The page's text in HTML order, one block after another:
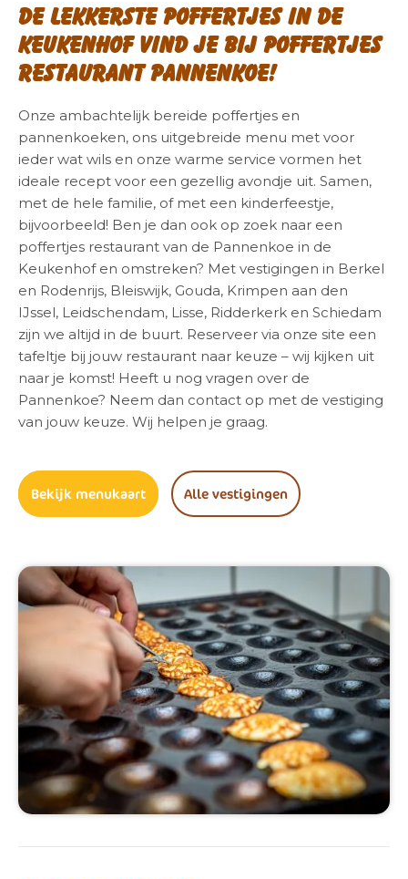
De lekkerste poffertjes in de
Keukenhof vind je bij poffertjes
restaurant Pannenkoe!
Onze ambachtelijk bereide poffertjes en
pannenkoeken, ons uitgebreide menu met voor
ieder wat wils en onze warme service vormen het
ideale recept voor een gezellig avondje uit. Samen,
met de hele familie, of met een kinderfeestje,
bijvoorbeeld! Ben je dan ook op zoek naar een
poffertjes restaurant van de Pannenkoe in de
Keukenhof en omstreken? Met vestigingen in Berkel
en Rodenrijs, Bleiswijk, Gouda, Krimpen aan den
IJssel, Leidschendam, Lisse, Ridderkerk en Schiedam
zijn we altijd in de buurt. Reserveer via onze site een
tafeltje bij jouw restaurant naar keuze – wij kijken uit
naar je komst! Heeft u nog vragen over de
Pannenkoe? Neem dan contact op met de vestiging
van jouw keuze. Wij helpen je graag.
Bekijk menukaart Alle vestigingen